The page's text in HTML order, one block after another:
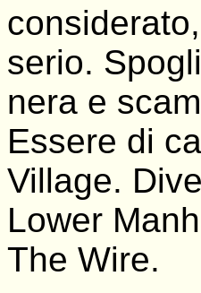
serio.
nera e
Essere di
Village.
Lower
The Wire.